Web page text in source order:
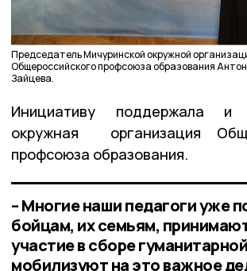
Председатель Мичуринской окружной
Общероссийского профсоюза образования
Зайцева.
Инициативу поддержала и
окружная организация
профсоюза образования.
– Многие наши педагоги уже
бойцам, их семьям,
участие в сборе
мобилизуют на это важное